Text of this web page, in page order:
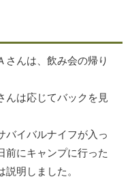
さんは、飲み会の帰り
んは応じてバックを見
バイバルナイフが入っ
前にキャンプに行った
明しました。